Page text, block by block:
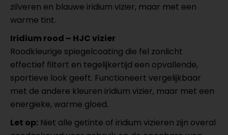
zilveren en blauwe iridium vizier, maar met een
warme tint.
Iridium rood – HJC vizier
Roodkleurige spiegelcoating die fel zonlicht
effectief filtert en tegelijkertijd een opvallende,
sportieve look geeft. Functioneert vergelijkbaar
met de andere kleuren iridium vizier, maar met een
energieke, warme gloed.
Let op: Niet alle getinte of iridium vizieren zijn overal